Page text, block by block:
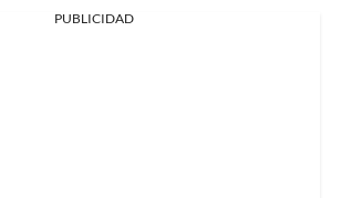
PUBLICIDAD